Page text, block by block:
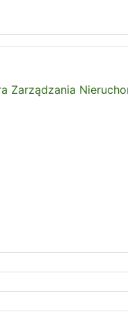
Zarządzania